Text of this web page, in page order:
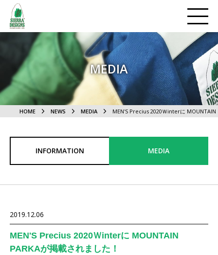
MEDIA
HOME NEWS MEDIA MEN'S Precius 2020Ｗinterに MOUNTAIN
INFORMATION MEDIA
2019.12.06
MEN'S Precius 2020Ｗinterに MOUNTAIN
PARKAが掲載されました！